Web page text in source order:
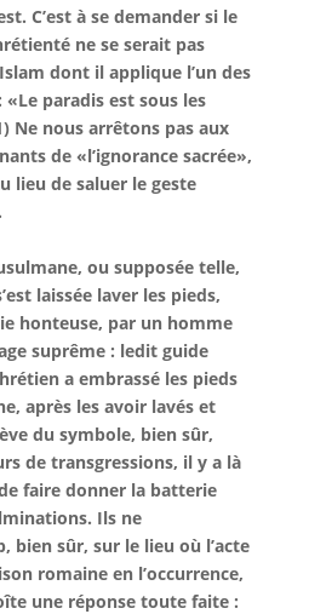
C’est à se demander si le
ne se serait pas
dont il applique l’un des
paradis est sous les
Ne nous arrêtons pas aux
de «l’ignorance sacrée»,
lieu de saluer le geste
ou supposée telle,
laissée laver les pieds,
honteuse, par un homme
suprême : ledit guide
a embrassé les pieds
après les avoir lavés et
du symbole, bien sûr,
de transgressions, il y a là
faire donner la batterie
Ils ne
bien sûr, sur le lieu où l’acte
romaine en l’occurrence,
une réponse toute faite :